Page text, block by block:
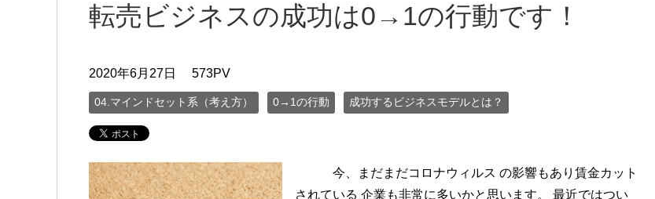
転売ビジネスの成功は0→1の行動です！
2020年6月27日 573PV
04.マインドセット系（考え方） 0→1の行動 成功するビジネスモデルとは？
今、まだまだコロナウィルス の影響もあり賃金カット
されている 企業も非常に多いかと思います。 最近ではつい